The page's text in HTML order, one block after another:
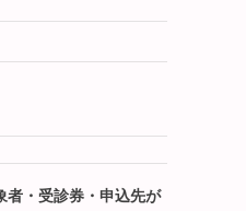
者・受診券・申込先が